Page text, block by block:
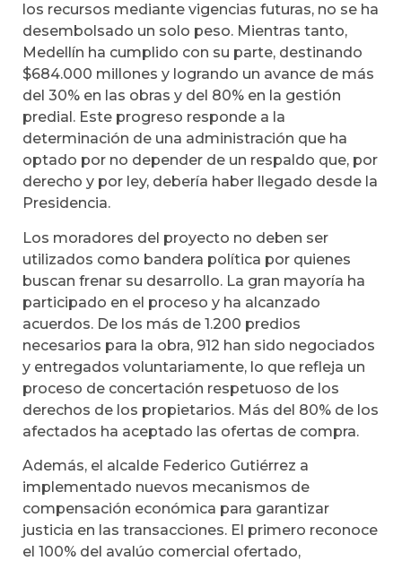
los recursos mediante vigencias futuras, no se ha
desembolsado un solo peso. Mientras tanto,
Medellín ha cumplido con su parte, destinando
$684.000 millones y logrando un avance de más
del 30% en las obras y del 80% en la gestión
predial. Este progreso responde a la
determinación de una administración que ha
optado por no depender de un respaldo que, por
derecho y por ley, debería haber llegado desde la
Presidencia.
Los moradores del proyecto no deben ser
utilizados como bandera política por quienes
buscan frenar su desarrollo. La gran mayoría ha
participado en el proceso y ha alcanzado
acuerdos. De los más de 1.200 predios
necesarios para la obra, 912 han sido negociados
y entregados voluntariamente, lo que refleja un
proceso de concertación respetuoso de los
derechos de los propietarios. Más del 80% de los
afectados ha aceptado las ofertas de compra.
Además, el alcalde Federico Gutiérrez a
implementado nuevos mecanismos de
compensación económica para garantizar
justicia en las transacciones. El primero reconoce
el 100% del avalúo comercial ofertado,